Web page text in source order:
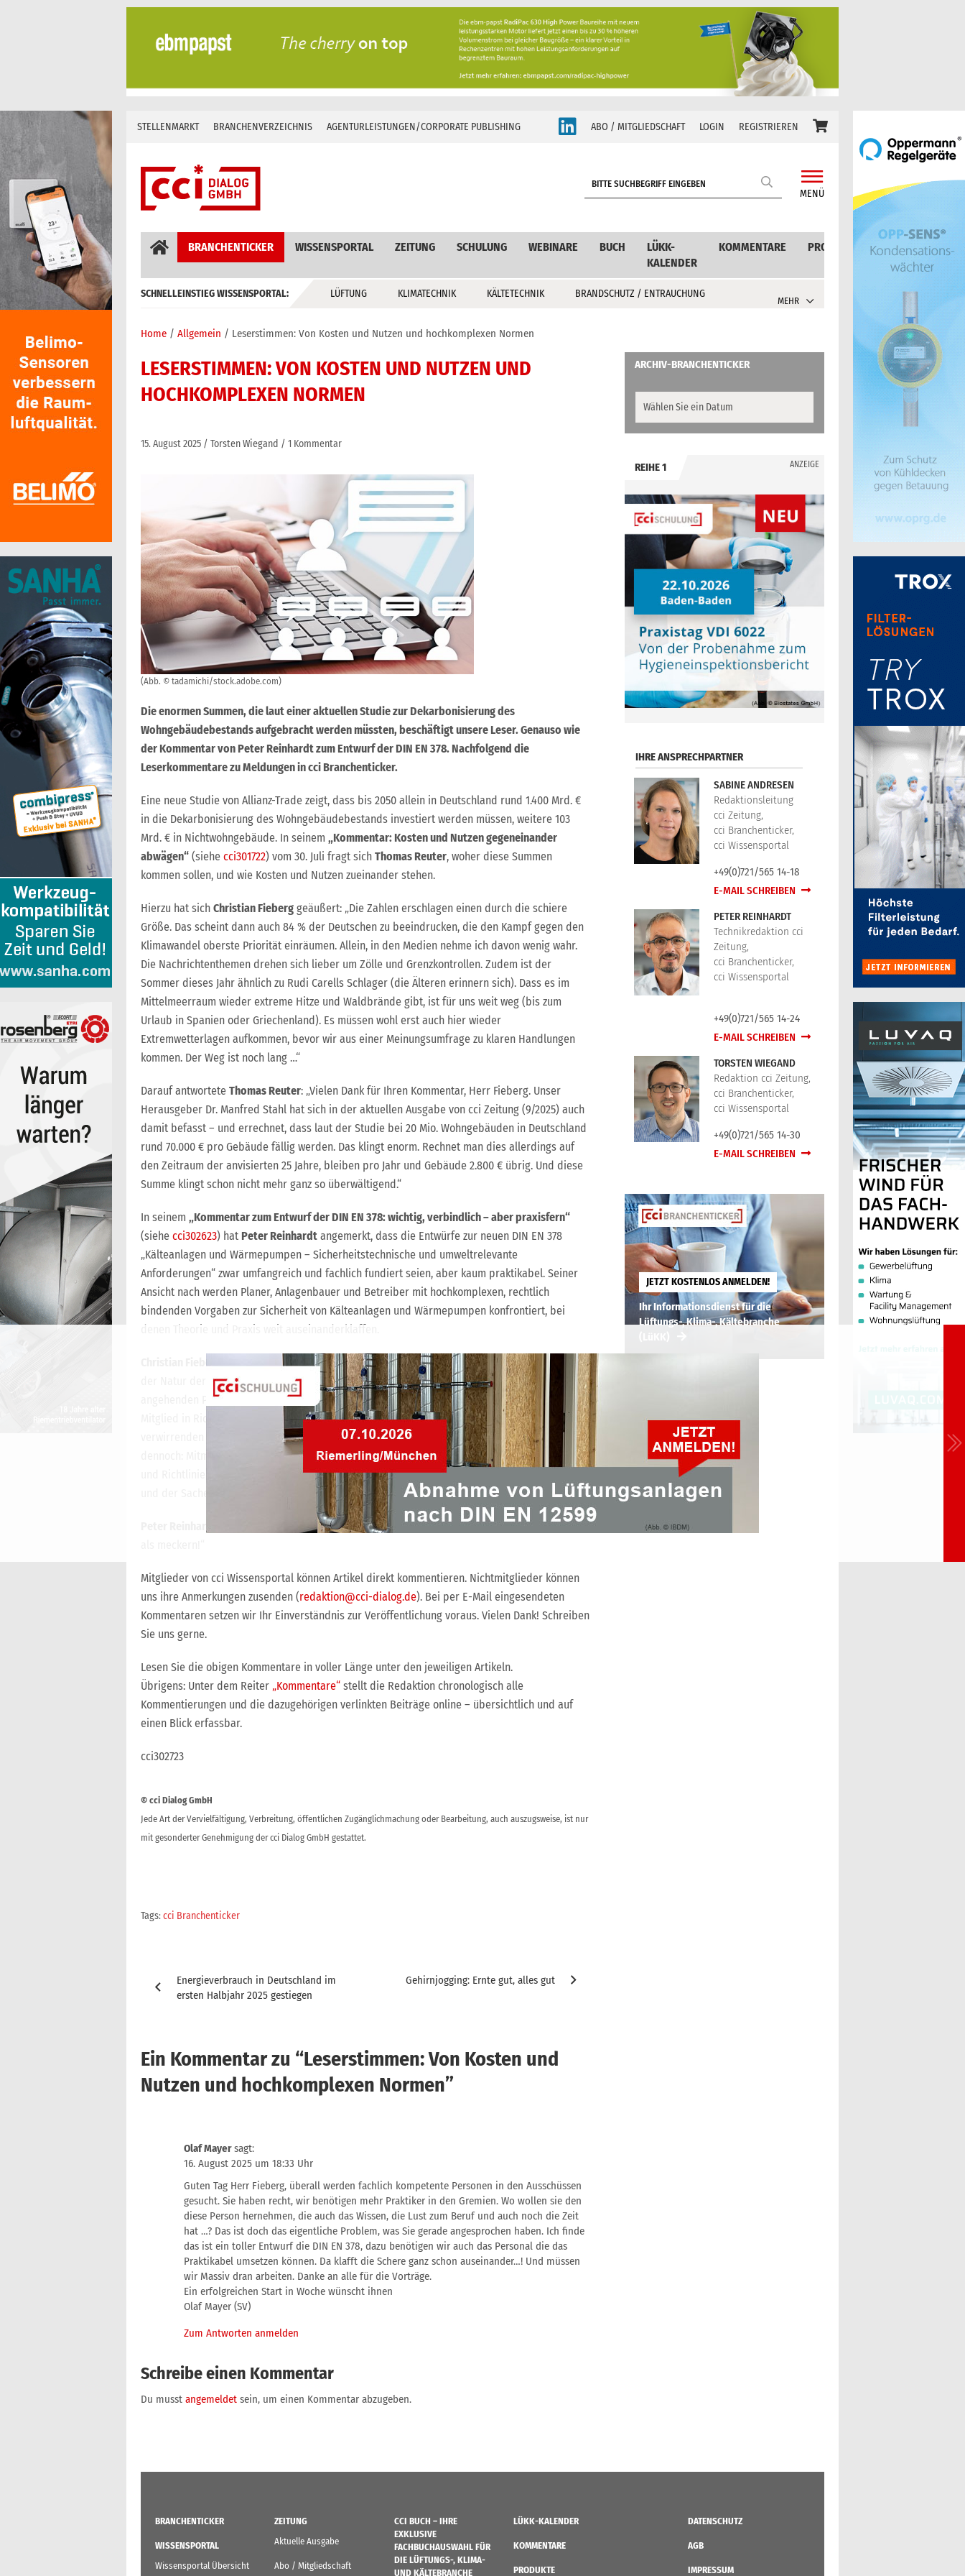
Skip
content
STELLENMARKT BRANCHENVERZEICHNIS AGENTURLEISTUNGEN/CORPORATE PUBLISHING ABO / MITGLIEDSCHAFT LOGIN REGISTRIEREN
MENÜ
BRANCHENTICKER WISSENSPORTAL ZEITUNG SCHULUNG WEBINARE BUCH
LÜKK-
KALENDER
KOMMENTARE PRODUKTE
SCHNELLEINSTIEG WISSENSPORTAL: LÜFTUNG KLIMATECHNIK KÄLTETECHNIK BRANDSCHUTZ / ENTRAUCHUNG
MEHR
Home Allgemein Leserstimmen: Von Kosten und Nutzen und hochkomplexen Normen
LESERSTIMMEN: VON KOSTEN UND NUTZEN UND
HOCHKOMPLEXEN NORMEN
15. August 2025 Torsten Wiegand 1 Kommentar
(Abb. © tadamichi/stock.adobe.com)
Die enormen Summen, die laut einer aktuellen Studie zur Dekarbonisierung des
Wohngebäudebestands aufgebracht werden müssten, beschäftigt unsere Leser. Genauso wie
der Kommentar von Peter Reinhardt zum Entwurf der DIN EN 378. Nachfolgend die
Leserkommentare zu Meldungen in cci Branchenticker.
Eine neue Studie von Allianz-Trade zeigt, dass bis 2050 allein in Deutschland rund 1.400 Mrd. €
in die Dekarbonisierung des Wohngebäudebestands investiert werden müssen, weitere 103
Mrd. € in Nichtwohngebäude. In seinem „Kommentar: Kosten und Nutzen gegeneinander
abwägen“ (siehe cci301722) vom 30. Juli fragt sich Thomas Reuter, woher diese Summen
kommen sollen, und wie Kosten und Nutzen zueinander stehen.
Hierzu hat sich Christian Fieberg geäußert: „Die Zahlen erschlagen einen durch die schiere
Größe. Das scheint dann auch 84 % der Deutschen zu beeindrucken, die den Kampf gegen den
Klimawandel oberste Priorität einräumen. Allein, in den Medien nehme ich davon wenig wahr.
Die Nachrichtenthemen drehen sich lieber um Zölle und Grenzkontrollen. Zudem ist der
Sommer dieses Jahr ähnlich zu Rudi Carells Schlager (die Älteren erinnern sich). Dass es im
Mittelmeerraum wieder extreme Hitze und Waldbrände gibt, ist für uns weit weg (bis zum
Urlaub in Spanien oder Griechenland). Es müssen wohl erst auch hier wieder
Extremwetterlagen aufkommen, bevor wir aus einer Meinungsumfrage zu klaren Handlungen
kommen. Der Weg ist noch lang …“
Darauf antwortete Thomas Reuter: „Vielen Dank für Ihren Kommentar, Herr Fieberg. Unser
Herausgeber Dr. Manfred Stahl hat sich in der aktuellen Ausgabe von cci Zeitung (9/2025) auch
damit befasst – und errechnet, dass laut der Studie bei 20 Mio. Wohngebäuden in Deutschland
rund 70.000 € pro Gebäude fällig werden. Das klingt enorm. Rechnet man dies allerdings auf
den Zeitraum der anvisierten 25 Jahre, bleiben pro Jahr und Gebäude 2.800 € übrig. Und diese
Summe klingt schon nicht mehr ganz so überwältigend.“
In seinem „Kommentar zum Entwurf der DIN EN 378: wichtig, verbindlich – aber praxisfern“
(siehe cci302623) hat Peter Reinhardt angemerkt, dass die Entwürfe zur neuen DIN EN 378
„Kälteanlagen und Wärmepumpen – Sicherheitstechnische und umweltrelevante
Anforderungen“ zwar umfangreich und fachlich fundiert seien, aber kaum praktikabel. Seiner
Ansicht nach werden Planer, Anlagenbauer und Betreiber mit hochkomplexen, rechtlich
bindenden Vorgaben zur Sicherheit von Kälteanlagen und Wärmepumpen konfrontiert, bei
denen Theorie und Praxis weit auseinanderklaffen.
Christian Fieberg
dazu: „Normen und Richtlinien spiegeln technische Vorgaben, die (das liegt in
der Natur der Sache) oft komplex sind. Hier sind erst einmal die Hochschule gefordert, den
angehenden Planern das Wissen praxisnah zu vermitteln. Allerdings möchte ich mich als
Mitglied in Richtlinienausschüssen nicht von übertechnisierten und zunächst einmal
verwirrenden Formulierungen freisprechen. Ein vergleichsweise einfaches Mittel gibt es
dennoch: Mitmachen. Jede fachlich kompetente Person ist herzlich eingeladen an der Normen-
und Richtlinienarbeit mitzuwirken. Wir sind kein geheimer Zirkel, sondern hier der Transparenz
pflichtet ihm bei: „Sie haben Recht, Herr Fieberg. Mitmachen ist immer besser
Mitglieder von cci Wissensportal können Artikel direkt kommentieren. Nichtmitglieder können
uns ihre Anmerkungen zusenden (redaktion@cci-dialog.de). Bei per E-Mail eingesendeten
Kommentaren setzen wir Ihr Einverständnis zur Veröffentlichung voraus. Vielen Dank! Schreiben
Sie uns gerne.
Lesen Sie die obigen Kommentare in voller Länge unter den jeweiligen Artikeln.
Übrigens: Unter dem Reiter „Kommentare“ stellt die Redaktion chronologisch alle
Kommentierungen und die dazugehörigen verlinkten Beiträge online – übersichtlich und auf
einen Blick erfassbar.
cci302723
© cci Dialog GmbH
Jede Art der Vervielfältigung, Verbreitung, öffentlichen Zugänglichmachung oder Bearbeitung, auch auszugsweise, ist nur
mit gesonderter Genehmigung der cci Dialog GmbH gestattet.
Tags:cci Branchenticker
Energieverbrauch in Deutschland im
ersten Halbjahr 2025 gestiegen
Gehirnjogging: Ernte gut, alles gut
Ein Kommentar zu “Leserstimmen: Von Kosten und
Nutzen und hochkomplexen Normen”
Olaf Mayer sagt:
16. August 2025 um 18:33 Uhr
Guten Tag Herr Fieberg, überall werden fachlich kompetente Personen in den Ausschüssen
gesucht. Sie haben recht, wir benötigen mehr Praktiker in den Gremien. Wo wollen sie den
diese Person hernehmen, die auch das Wissen, die Lust zum Beruf und auch noch die Zeit
hat …? Das ist doch das eigentliche Problem, was Sie gerade angesprochen haben. Ich finde
das ist ein toller Entwurf die DIN EN 378, dazu benötigen wir auch das Personal die das
Praktikabel umsetzen können. Da klafft die Schere ganz schon auseinander…! Und müssen
wir Massiv dran arbeiten. Danke an alle für die Vorträge.
Ein erfolgreichen Start in Woche wünscht ihnen
Olaf Mayer (SV)
Zum Antworten anmelden
Schreibe einen Kommentar
Du musst angemeldet sein, um einen Kommentar abzugeben.
ARCHIV-BRANCHENTICKER
REIHE 1 ANZEIGE
IHRE ANSPRECHPARTNER
SABINE ANDRESEN
Redaktionsleitung
cci Zeitung,
cci Branchenticker,
cci Wissensportal
+49(0)721/565 14-18
E-MAIL SCHREIBEN
PETER REINHARDT
Technikredaktion cci
Zeitung,
cci Branchenticker,
cci Wissensportal
+49(0)721/565 14-24
E-MAIL SCHREIBEN
TORSTEN WIEGAND
Redaktion cci Zeitung,
cci Branchenticker,
cci Wissensportal
+49(0)721/565 14-30
E-MAIL SCHREIBEN
JETZT KOSTENLOS ANMELDEN!
Ihr Informationsdienst für die
Lüftungs-, Klima-, Kältebranche
BRANCHENTICKER
WISSENSPORTAL
Wissensportal Übersicht
ZEITUNG
Aktuelle Ausgabe
Abo / Mitgliedschaft
CCI BUCH – IHRE
EXKLUSIVE
FACHBUCHAUSWAHL FÜR
DIE LÜFTUNGS-, KLIMA-
UND KÄLTEBRANCHE
LÜKK-KALENDER
KOMMENTARE
PRODUKTE
DATENSCHUTZ
AGB
IMPRESSUM